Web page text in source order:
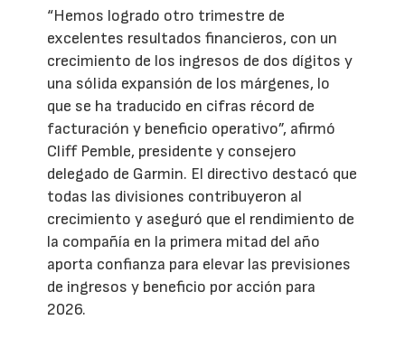
“Hemos logrado otro trimestre de
excelentes resultados financieros, con un
crecimiento de los ingresos de dos dígitos y
una sólida expansión de los márgenes, lo
que se ha traducido en cifras récord de
facturación y beneficio operativo”, afirmó
Cliff Pemble, presidente y consejero
delegado de Garmin. El directivo destacó que
todas las divisiones contribuyeron al
crecimiento y aseguró que el rendimiento de
la compañía en la primera mitad del año
aporta confianza para elevar las previsiones
de ingresos y beneficio por acción para
2026.